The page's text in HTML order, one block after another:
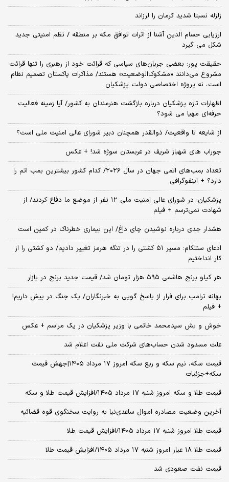
زلزله نسبتا شدید کرمان را لرزاند
ارزیابی حسام الدین آشنا از اثرات توافق مکه بر منطقه / نظم امنیتی جدید
شکل می گیرد
حقیقت پور: بعضی جریان‌های سیاسی که قرائت خود از رهبری را تنها قرائت
مشروع می‌دانند «مشکوک‌الوضعیت» هستند/ مذاکرات پاکستان تصمیم نظام
است، نه پروژه اختصاصی دولت پزشکیان
اظهارات تازه پزشکیان درباره بازگشت هنرمندان به کشور/ آیا زمینه فعالیت
حرفه‌ای مهیا می شود؟
از شایعه تا واقعیت/ ذوالقدر همچنان دبیر شورای ‌عالی امنیت ملی است؟
جوراب های شهباز شریف در عربستان سوژه شد! + عکس
تعداد بمب‌های اتمی جهان در سال ۲۰۲۶/ کدام کشور بیشترین بمب اتم را
دارد؟ + اینفوگرافی
پزشکیان: در شورای عالی امنیت ملی ۱۲ نفر از موضع ما دفاع کردند/ از
شهادت نمی‌ترسم + فیلم
هشدار جدی درباره نوشیدن چای داغ/ این بیماری خطرناک در کمین است
ادعای سنتکام: مسیر ۵۱ کشتی را در تنگه هرمز تغییر دادیم/ دو کشتی را از
کار انداختیم
هر کیلو برنج هاشمی ۵۹۵ هزار تومان شد/ قیمت جدید برنج در بازار
بهانه ترامپ برای فرار از پاسخ گویی به خبرنگاران/ یک جنگ در پیش داریم!
+ فیلم
خوش و بش سیدمحمد خاتمی با وزیر پزشکیان در یک مراسم + عکس
علت مسدود شدن حساب‌های شرکت ملی نفت اعلام شد
قیمت سکه، نیم سکه و ربع سکه امروز ۱۷ مرداد ۱۴۰۵|جهش قیمت
سکه+جزئیات
قیمت طلا و سکه امروز شنبه ۱۷ مرداد ۱۴۰۵/افزایش قیمت طلا و سکه
آخرین وضعیت مصادره اموال ساعدی‌نیا به روایت سخنگوی قوه قضائیه
قیمت طلا امروز شنبه ۱۷ مرداد ۱۴۰۵/افزایش قیمت طلا
قیمت طلا ۱۸ عیار امروز شنبه ۱۷ مرداد ۱۴۰۵/افزایش قیمت طلا
قیمت نفت صعودی شد